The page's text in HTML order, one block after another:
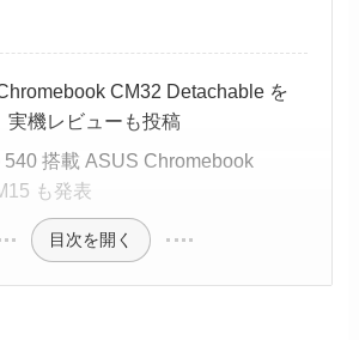
CM32 Detachable を
実機レビューも投稿
540 搭載 ASUS Chromebook
も発表
目次を開く